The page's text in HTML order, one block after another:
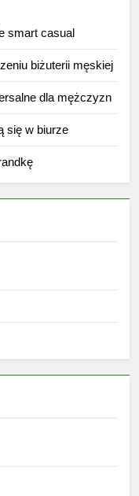
smart casual
biżuterii męskiej
dla mężczyzn
się w biurze